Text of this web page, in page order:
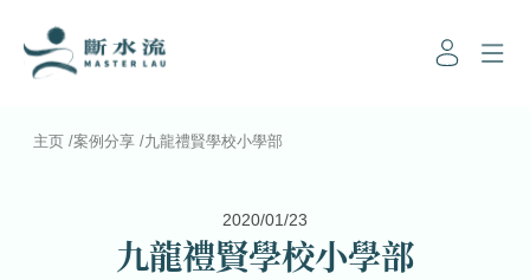
主页 /案例分享 /九龍禮賢學校小學部
2020/01/23
九龍禮賢學校小學部